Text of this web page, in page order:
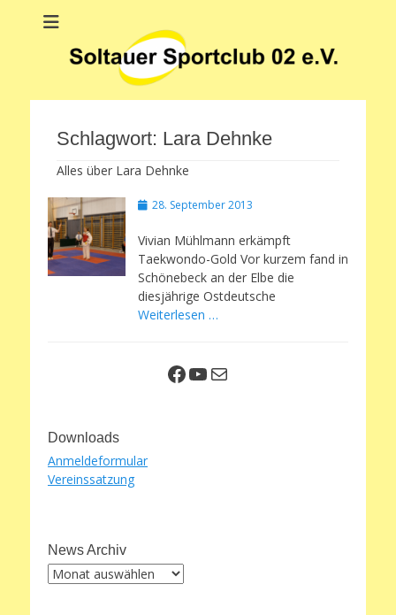
02 e.V.
Soltauer Sportclub 02 e.V.
Schlagwort: Lara Dehnke
Alles über Lara Dehnke
Veröffentlicht
28. September 2013
Vivian Mühlmann erkämpft
Taekwondo-Gold Vor kurzem fand in
Schönebeck an der Elbe die
diesjährige Ostdeutsche
Weiterlesen …
Facebook
YouTube
E-Mail
Downloads
Anmeldeformular
Vereinssatzung
News Archiv
News